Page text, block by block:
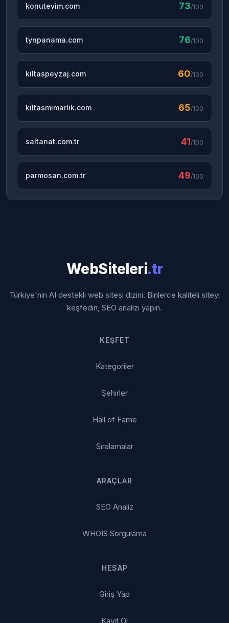
konutevim.com 73/100
tynpanama.com 76/100
kiltaspeyzaj.com 60/100
kiltasmimarlik.com 65/100
saltanat.com.tr 41/100
parmosan.com.tr 49/100
WebSiteleri.tr
Türkiye'nin AI destekli web sitesi dizini. Binlerce kaliteli siteyi
keşfedin, SEO analizi yapın.
KEŞFET
Kategoriler
Şehirler
Hall of Fame
Sıralamalar
ARAÇLAR
SEO Analiz
WHOIS Sorgulama
HESAP
Giriş Yap
Kayıt Ol